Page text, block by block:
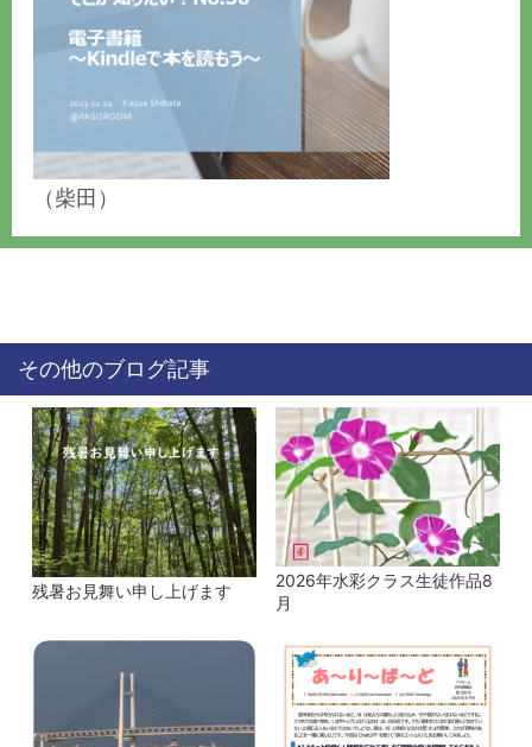
（柴田）
その他のブログ記事
残暑お見舞い申し上げます
2026年水彩クラス生徒作品8
月